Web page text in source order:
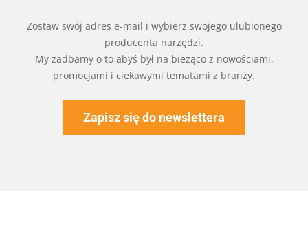
Zostaw swój adres e-mail i wybierz swojego ulubionego
producenta narzędzi.
My zadbamy o to abyś był na bieżąco z nowościami,
promocjami i ciekawymi tematami z branży.
Zapisz się do newslettera